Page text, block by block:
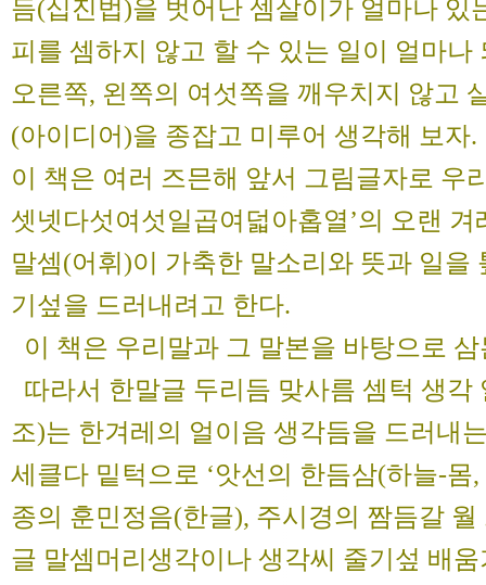
듬(십진법)을 벗어난 셈살이가 얼마나 있
피를 셈하지 않고 할 수 있는 일이 얼마나
오른쪽, 왼쪽의 여섯쪽을 깨우치지 않고
(아이디어)을 종잡고 미루어 생각해 보자.
이 책은 여러 즈믄해 앞서 그림글자로 우
셋넷다섯여섯일곱여덟아홉열’의 오랜
말셈(어휘)이 가축한 말소리와 뜻과 일을
기섶을 드러내려고 한다.
이 책은 우리말과 그 말본을 바탕으로 삼
따라서 한말글 두리듬 맞사름 셈턱 생각
조)는 한겨레의 얼이음 생각듬을 드러내
세클다 밑턱으로 ‘앗선의 한듬삼(하늘-몸
종의 훈민정음(한글), 주시경의 짬듬갈
글 말셈머리생각이나 생각씨 줄기섶 배